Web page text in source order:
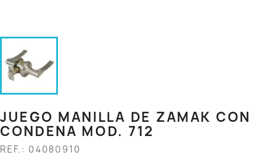
JUEGO MANILLA DE ZAMAK CON
CONDENA MOD. 712
REF.: 04080910